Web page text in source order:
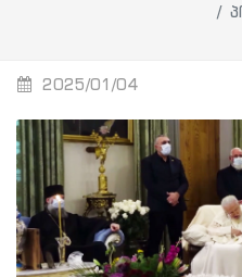
2025/01/04